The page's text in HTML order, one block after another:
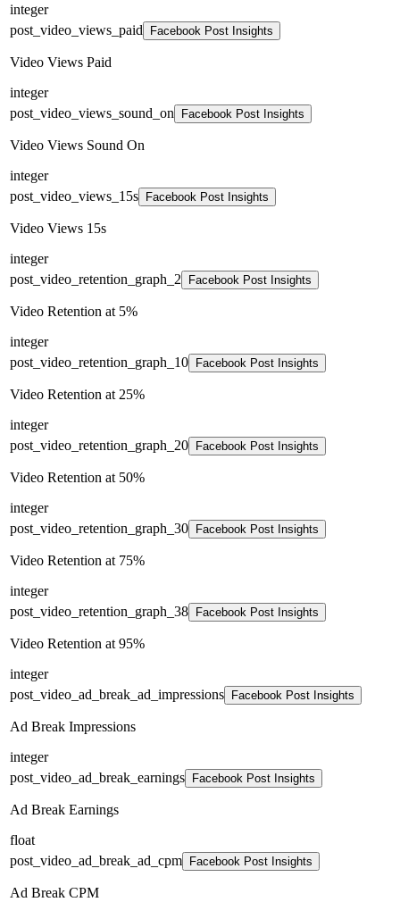
integer
post_video_views_paid
Facebook Post Insights
Video Views Paid
integer
post_video_views_sound_on
Facebook Post Insights
Video Views Sound On
integer
post_video_views_15s
Facebook Post Insights
Video Views 15s
integer
post_video_retention_graph_2
Facebook Post Insights
Video Retention at 5%
integer
post_video_retention_graph_10
Facebook Post Insights
Video Retention at 25%
integer
post_video_retention_graph_20
Facebook Post Insights
Video Retention at 50%
integer
post_video_retention_graph_30
Facebook Post Insights
Video Retention at 75%
integer
post_video_retention_graph_38
Facebook Post Insights
Video Retention at 95%
integer
post_video_ad_break_ad_impressions
Facebook Post Insights
Ad Break Impressions
integer
post_video_ad_break_earnings
Facebook Post Insights
Ad Break Earnings
float
post_video_ad_break_ad_cpm
Facebook Post Insights
Ad Break CPM